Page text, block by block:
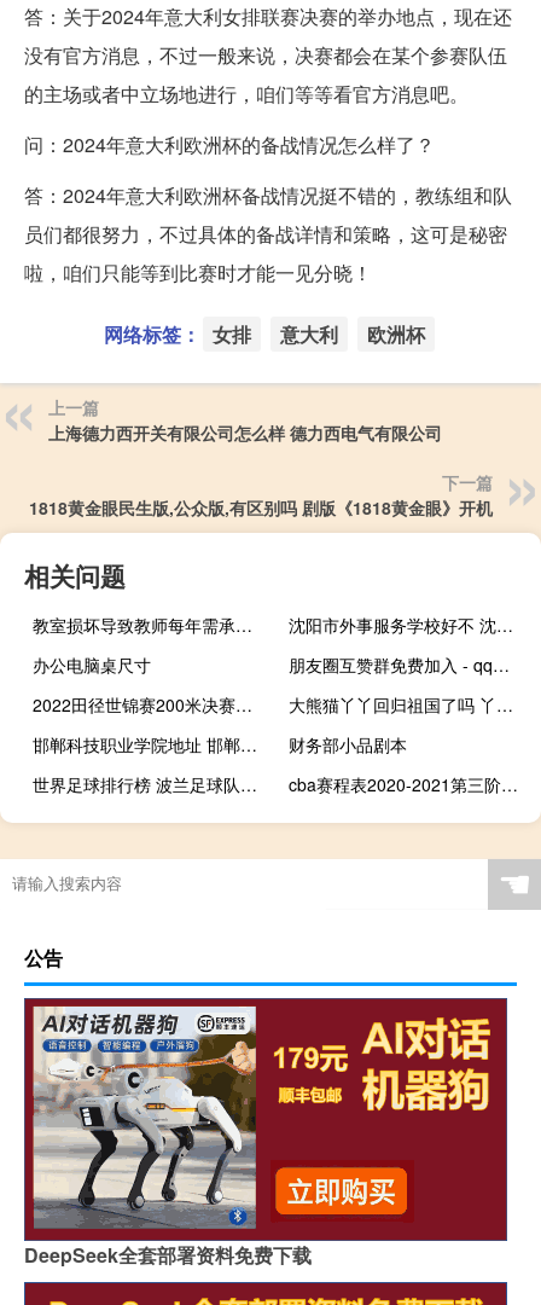
答：关于2024年意大利女排联赛决赛的举办地点，现在还
没有官方消息，不过一般来说，决赛都会在某个参赛队伍
的主场或者中立场地进行，咱们等等看官方消息吧。
问：2024年意大利欧洲杯的备战情况怎么样了？
答：2024年意大利欧洲杯备战情况挺不错的，教练组和队
员们都很努力，不过具体的备战详情和策略，这可是秘密
啦，咱们只能等到比赛时才能一见分晓！
网络标签： 女排 意大利 欧洲杯
上一篇
上海德力西开关有限公司怎么样 德力西电气有限公司
下一篇
1818黄金眼民生版,公众版,有区别吗 剧版《1818黄金眼》开机
相关问题
教室损坏导致教师每年需承担近3000英镑费用，影响教学资源
沈阳市外事服务学校好不 沈阳外事服务学校栏杆
办公电脑桌尺寸
朋友圈互赞群免费加入 - qq访客在哪里找
2022田径世锦赛200米决赛赛程 田径世锦赛2022赛程
大熊猫丫丫回归祖国了吗 丫丫在美国经历了什么
邯郸科技职业学院地址 邯郸科技职业技术学院
财务部小品剧本
世界足球排行榜 波兰足球队排名第几
cba赛程表2020-2021第三阶段 2020cba全明星阵容名单
☚
公告
DeepSeek全套部署资料免费下载